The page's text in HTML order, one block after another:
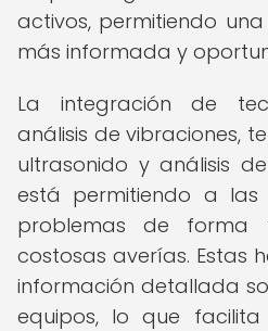
activos, permitiendo
más informada y
La integración de
análisis de vibraciones,
ultrasonido y análisis
está permitiendo a las
problemas de forma
costosas averías. Estas
información detallada
equipos, lo que